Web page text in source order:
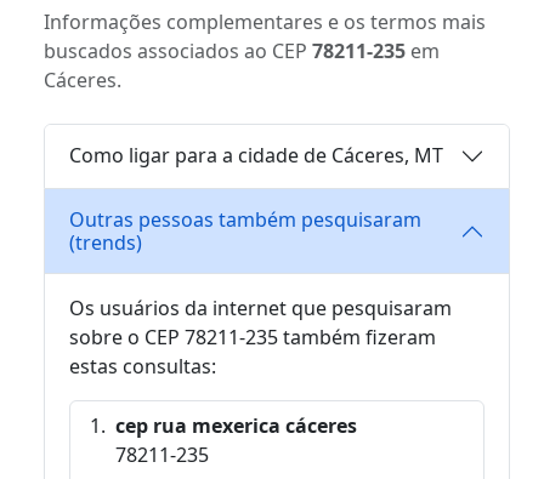
Informações complementares e os termos mais
buscados associados ao CEP 78211-235 em
Cáceres.
Como ligar para a cidade de Cáceres, MT
Outras pessoas também pesquisaram
(trends)
Os usuários da internet que pesquisaram
sobre o CEP 78211-235 também fizeram
estas consultas:
cep rua mexerica cáceres
78211-235